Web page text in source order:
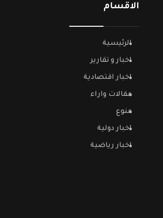
الاقسام
الرئيسية
اخبار و تقارير
اخبار اقتصادية
مقالات واراء
منوع
اخبار دولية
اخبار رياضية